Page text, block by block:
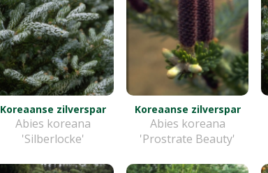
Koreaanse zilverspar
Abies koreana
'Silberlocke'
Koreaanse zilverspar
Abies koreana
'Prostrate Beauty'